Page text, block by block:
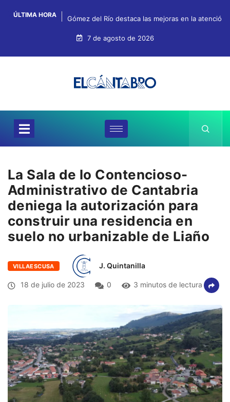
ÚLTIMA HORA Gómez del Río destaca las mejoras en la
7 de agosto de 2026
La Sala de lo Contencioso-
Administrativo de Cantabria
deniega la autorización para
construir una residencia en
suelo no urbanizable de Liaño
VILLAESCUSA J. Quintanilla
18 de julio de 2023 0 3 minutos de lectura